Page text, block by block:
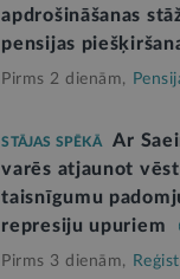
apdrošināšanas
pensijas
Pirms 2 dienām,
STĀJAS SPĒKĀ
Ar
varēs atjaunot
taisnīgumu
represiju upuriem
Pirms 3 dienām,